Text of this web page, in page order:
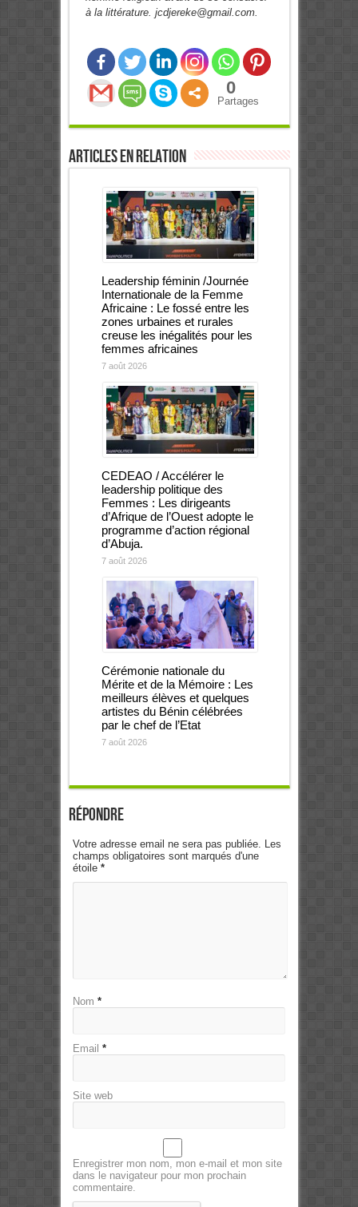
à la littérature. jcdjereke@gmail.com.
0
Partages
Articles en relation
Leadership féminin /Journée
Internationale de la Femme
Africaine : Le fossé entre les
zones urbaines et rurales
creuse les inégalités pour les
femmes africaines
7 août 2026
CEDEAO / Accélérer le
leadership politique des
Femmes : Les dirigeants
d’Afrique de l’Ouest adopte le
programme d’action régional
d’Abuja.
7 août 2026
Cérémonie nationale du
Mérite et de la Mémoire : Les
meilleurs élèves et quelques
artistes du Bénin célébrées
par le chef de l’Etat
7 août 2026
Répondre
Votre adresse email ne sera pas publiée. Les
champs obligatoires sont marqués d'une
étoile *
Nom *
Email *
Site web
Enregistrer mon nom, mon e-mail et mon site
dans le navigateur pour mon prochain
commentaire.